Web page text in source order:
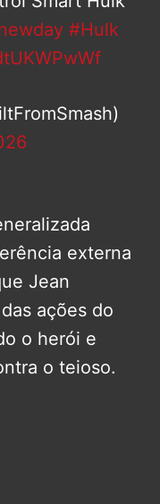
#Hulk
externa
Jean
ações do
o herói e
o teioso.